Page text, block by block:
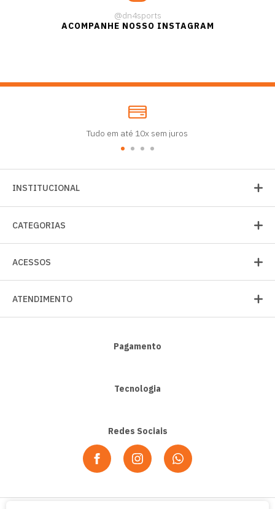
@dn4sports
ACOMPANHE NOSSO INSTAGRAM
Tudo em até 10x sem juros
INSTITUCIONAL
CATEGORIAS
ACESSOS
ATENDIMENTO
Pagamento
Tecnologia
Redes Sociais